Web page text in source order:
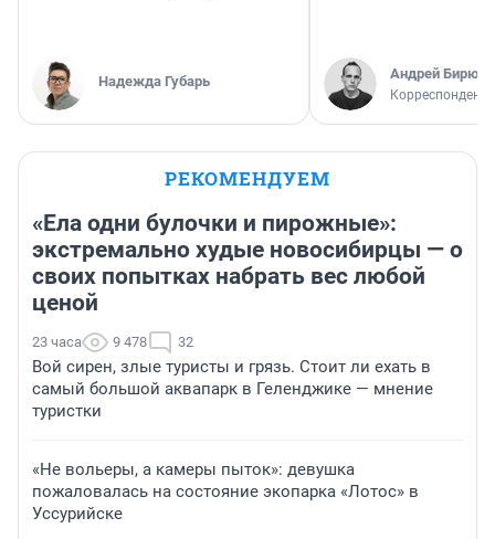
Надежда Губарь Андрей
Корреспондент
РЕКОМЕНДУЕМ
«Ела одни булочки и пирожные»:
экстремально худые новосибирцы — о
своих попытках набрать вес любой
ценой
23 часа 9 478 32
Вой сирен, злые туристы и грязь. Стоит ли ехать в
самый большой аквапарк в Геленджике — мнение
туристки
«Не вольеры, а камеры пыток»: девушка
пожаловалась на состояние экопарка «Лотос» в
Уссурийске